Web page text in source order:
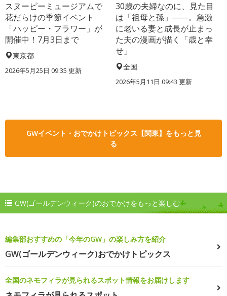
スヌーピーミュージアムで
花だらけの季節イベント
「ハッピー・フラワー」が
開催中！7月3日まで
東京都
2026年5月25日 09:35 更新
30歳の夫婦なのに、見た目
は「祖母と孫」――。急激
に老いる妻と成長が止まっ
た夫の漫画が描く「歳と幸
せ」
全国
2026年5月11日 09:43 更新
GWイベント・おでかけトピックス【関東】をもっと見
る
GW(ゴールデンウィーク)のおでかけをもっと楽しむ
編集部おすすめの「今年のGW」の楽しみ方を紹介
GW(ゴールデンウィーク)おでかけトピックス
全国のネモフィラが見られるスポット情報をお届けします